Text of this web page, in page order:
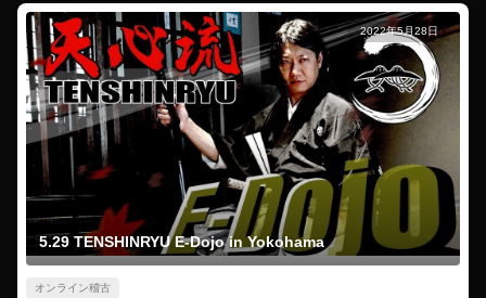
オンライン稽古
2022年5月28日
5.29 TENSHINRYU E-Dojo in Yokohama